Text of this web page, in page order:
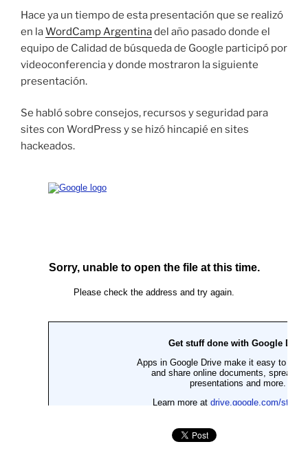
Hace ya un tiempo de esta presentación que se realizó
en laWordCamp Argentinadel año pasado donde el
equipo de Calidad de búsqueda de Google participó por
videoconferencia y donde mostraron la siguiente
presentación.
Se habló sobre consejos, recursos y seguridad para
sites con WordPress y se hizó hincapié en sites
hackeados.